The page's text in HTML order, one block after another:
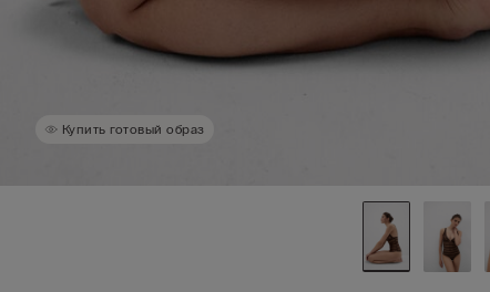
Купить готовый образ